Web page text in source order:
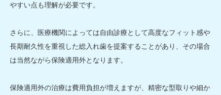
やすい点も理解が必要です。
さらに、医療機関によっては自由診療として高度なフィット感や
長期耐久性を重視した総入れ歯を提案することがあり、その場合
は当然ながら保険適用外となります。
保険適用外の治療は費用負担が増えますが、精密な型取りや細か